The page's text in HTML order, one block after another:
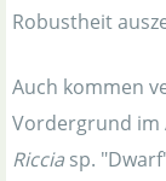
Robustheit
Auch kommen
Vordergrund im
Riccia sp.